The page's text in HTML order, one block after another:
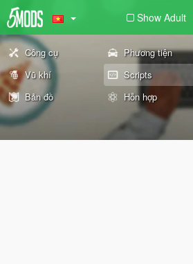
Show Adult
Công cụ Phương tiện
Vũ khí
Scripts
Bản đồ
Hỗn hợp